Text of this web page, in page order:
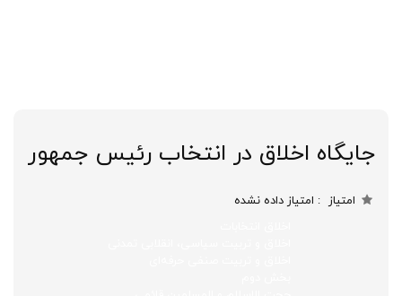
جایگاه اخلاق در انتخاب رئیس جمهور
امتیاز امتیاز داده نشده